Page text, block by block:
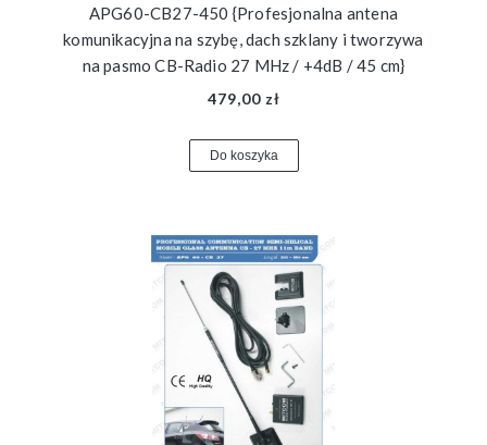
APG60-CB27-450 {Profesjonalna antena
komunikacyjna na szybę, dach szklany i tworzywa
na pasmo CB-Radio 27 MHz / +4dB / 45 cm}
479,00 zł
Do koszyka